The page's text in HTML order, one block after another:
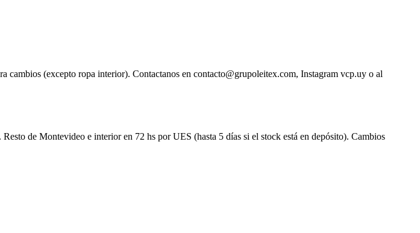
cambios (excepto ropa interior). Contactanos en contacto@grupoleitex.com, Instagram vcp.uy o al
de Montevideo e interior en 72 hs por UES (hasta 5 días si el stock está en depósito). Cambios